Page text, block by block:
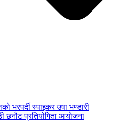
भरपर्दी स्पाइकर उषा भण्डारी
छनौट प्रतियोगिता आयोजना